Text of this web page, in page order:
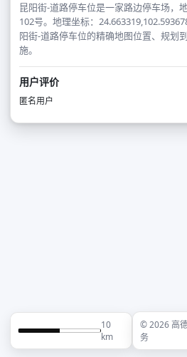
昆阳街-道路停车位是一家路边停车场，
102号。地理坐标：
阳街-道路停车位的精确地图位置、规划
施。
用户评价
匿名用户
10
km
© 2026 高
务